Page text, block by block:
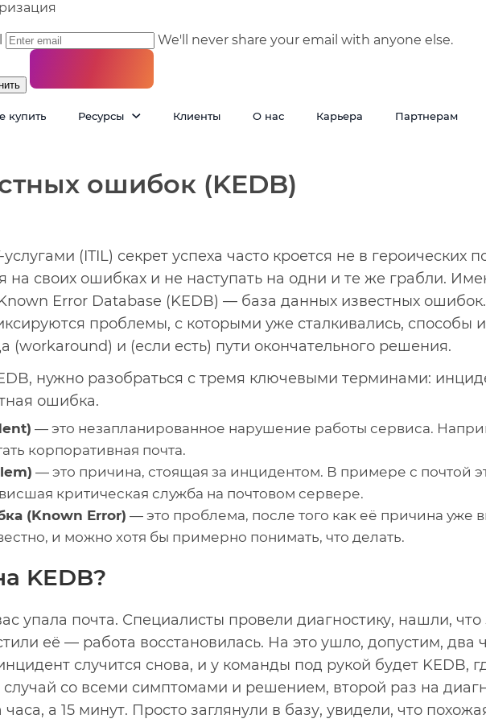
We'll never share your email with anyone else.
купить Ресурсы Клиенты О нас Карьера Партнерам
ошибок (KEDB)
(ITIL) секрет успеха часто кроется не в героических
на своих ошибках и не наступать на одни и те же грабли.
Error Database (KEDB) — база данных известных
проблемы, с которыми уже сталкивались, способы
(workaround) и (если есть) пути окончательного решения.
нужно разобраться с тремя ключевыми терминами:
ошибка.
— это незапланированное нарушение работы сервиса.
корпоративная почта.
— это причина, стоящая за инцидентом. В примере с почтой
критическая служба на почтовом сервере.
(Known Error) — это проблема, после того как её причина уже
и можно хотя бы примерно понимать, что делать.
KEDB?
упала почта. Специалисты провели диагностику, нашли, что
её — работа восстановилась. На это ушло, допустим, два
случится снова, и у команды под рукой будет KEDB,
со всеми симптомами и решением, второй раз на
а 15 минут. Просто заглянули в базу, увидели, что